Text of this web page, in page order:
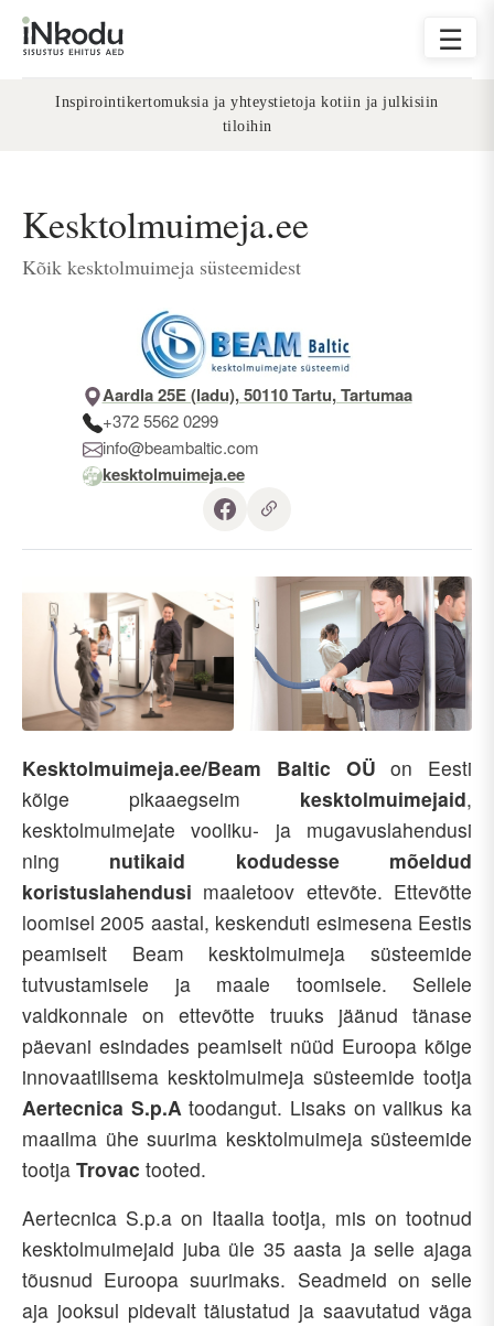
☰
Inspirointikertomuksia ja yhteystietoja kotiin ja julkisiin
tiloihin
Kesktolmuimeja.ee
Kõik kesktolmuimeja süsteemidest
Aardla 25E (ladu), 50110 Tartu, Tartumaa
+372 5562 0299
info@beambaltic.com
kesktolmuimeja.ee
Kesktolmuimeja.ee/Beam Baltic OÜ on Eesti
kõige pikaaegseim kesktolmuimejaid,
kesktolmuimejate vooliku- ja mugavuslahendusi
ning nutikaid kodudesse mõeldud
koristuslahendusi maaletoov ettevõte. Ettevõtte
loomisel 2005 aastal, keskenduti esimesena Eestis
peamiselt Beam kesktolmuimeja süsteemide
tutvustamisele ja maale toomisele. Sellele
valdkonnale on ettevõtte truuks jäänud tänase
päevani esindades peamiselt nüüd Euroopa kõige
innovaatilisema kesktolmuimeja süsteemide tootja
Aertecnica S.p.Atoodangut. Lisaks on valikus ka
maailma ühe suurima kesktolmuimeja süsteemide
tootja Trovac tooted.
Aertecnica S.p.a on Itaalia tootja, mis on tootnud
kesktolmuimejaid juba üle 35 aasta ja selle ajaga
tõusnud Euroopa suurimaks. Seadmeid on selle
aja jooksul pidevalt täiustatud ja saavutatud väga